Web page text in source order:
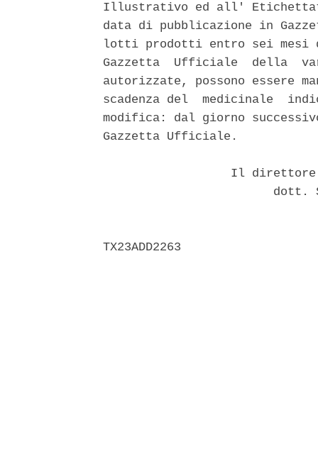
Illustrativo ed all'
data di pubblicazione in
lotti prodotti entro sei mesi
Gazzetta  Ufficiale  della
autorizzate, possono essere
scadenza del  medicinale
modifica: dal giorno
Gazzetta Ufficiale.
Il